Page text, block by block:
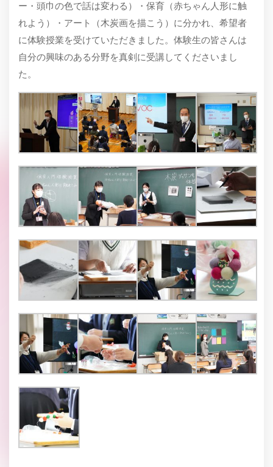
ー・頭巾の色で話は変わる）・保育（赤ちゃん人形に触
れよう）・アート（木炭画を描こう）に分かれ、希望者
に体験授業を受けていただきました。体験生の皆さんは
自分の興味のある分野を真剣に受講してくださいまし
た。